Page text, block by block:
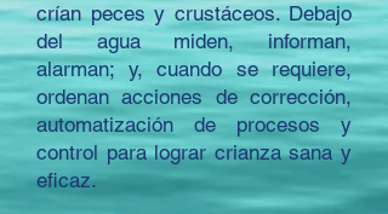
crían peces y crustáceos. Debajo
del agua miden, informan,
alarman; y, cuando se requiere,
ordenan acciones de corrección,
automatización de procesos y
control para lograr crianza sana y
eficaz.